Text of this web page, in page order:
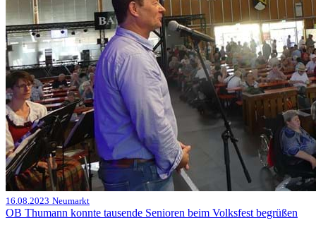
16.08.2023 Neumarkt
OB Thumann konnte tausende Senioren beim Volksfest begrüßen